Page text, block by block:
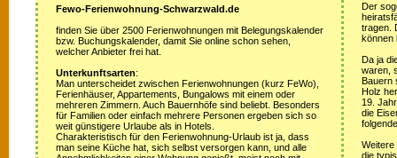
Fewo-Ferienwohnung-Schwarzwald.de
finden Sie über 2500 Ferienwohnungen mit Belegungskalender
bzw. Buchungskalender, damit Sie online schon sehen,
welcher Anbieter frei hat.
Unterkunftsarten:
Man unterscheidet zwischen Ferienwohnungen (kurz FeWo),
Ferienhäuser, Appartements, Bungalows mit einem oder
mehreren Zimmern. Auch Bauernhöfe sind beliebt. Besonders
für Familien oder einfach mehrere Personen ergeben sich so
weit günstigere Urlaube als in Hotels.
Charakteristisch für den Ferienwohnung-Urlaub ist ja, dass
man seine Küche hat, sich selbst versorgen kann, und alle
Der
tragen.
können
Da ja
waren,
Bauern
Holz
19.
die
Weitere
die